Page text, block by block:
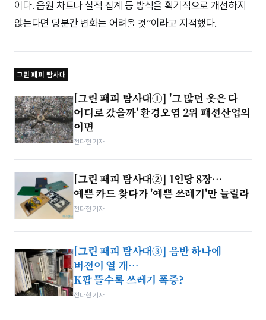
이다. 음원 차트나 실적 집계 등 방식을 획기적으로 개선하지
않는다면 당분간 변화는 어려울 것”이라고 지적했다.
그린 패피 탐사대
[그린 패피 탐사대①] '그 많던 옷은 다
어디로 갔을까' 환경오염 2위 패션산업의
이면
전다현 기자
[그린 패피 탐사대②] 1인당 8장…
예쁜 카드 찾다가 '예쁜 쓰레기'만 늘릴라
전다현 기자
[그린 패피 탐사대③] 음반 하나에
버전이 열 개…
K팝 뜰수록 쓰레기 폭증?
전다현 기자